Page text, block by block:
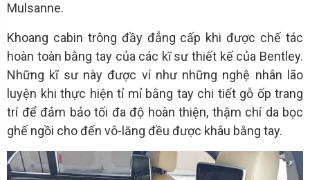
Mulsanne.
Khoang cabin trông đầy đẳng cấp khi được chế tác
hoàn toàn bằng tay của các kĩ sư thiết kế của Bentley.
Những kĩ sư này được ví như những nghệ nhân lão
luyện khi thực hiện tỉ mỉ bằng tay chi tiết gỗ ốp trang
trí để đảm bảo tối đa độ hoàn thiện, thậm chí da bọc
ghế ngồi cho đến vô-lăng đều được khâu bằng tay.